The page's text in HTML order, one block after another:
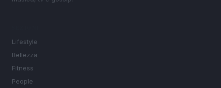
Lifestyle
Bellezza
Fitness
People